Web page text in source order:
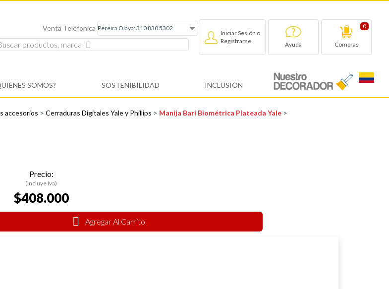
Venta Teléfonica
Iniciar Sesión o
Registrarse
Ayuda
0
Compras
SOMOS? SOSTENIBILIDAD INCLUSIÓN
accesorios > Cerraduras Digitales Yale y Phillips > Manija Bari Biométrica Plateada Yale >
Precio:
(Incluye Iva)
$408.000
Agregar Al Carrito